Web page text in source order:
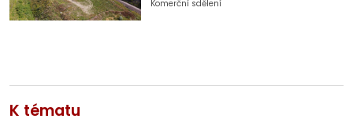
Komerční sdělení
K tématu